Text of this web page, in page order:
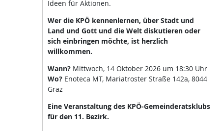
Ideen für Aktionen.
Wer die KPÖ kennenlernen, über Stadt und
Land und Gott und die Welt diskutieren oder
sich einbringen möchte, ist herzlich
willkommen.
Wann? Mittwoch, 14 Oktober 2026 um 18:30 Uhr
Wo? Enoteca MT, Mariatroster Straße 142a, 8044
Graz
Eine Veranstaltung des KPÖ-Gemeinderatsklubs
für den 11. Bezirk.